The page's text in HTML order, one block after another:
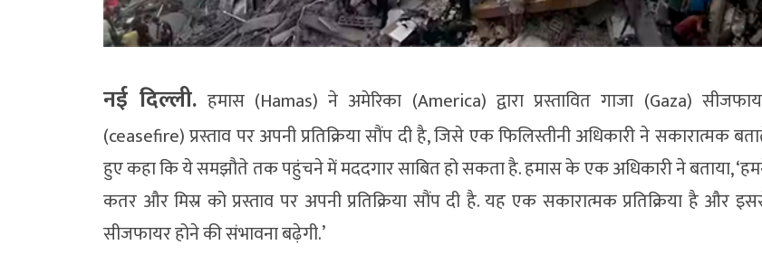
नई दिल्ली. हमास (Hamas) ने अमेरिका (America) द्वारा प्रस्तावित गाजा (Gaza)
(ceasefire) प्रस्ताव पर अपनी प्रतिक्रिया सौंप दी है, जिसे एक फिलिस्तीनी अधिकारी ने सकारात्मक
हुए कहा कि ये समझौते तक पहुंचने में मददगार साबित हो सकता है. हमास के एक अधिकारी ने बताया,
कतर और मिस्र को प्रस्ताव पर अपनी प्रतिक्रिया सौंप दी है. यह एक सकारात्मक प्रतिक्रिया है और
सीजफायर होने की संभावना बढ़ेगी.’